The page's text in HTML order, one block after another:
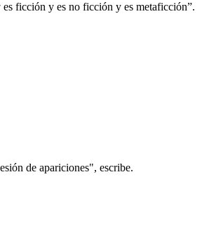
ficción y es no ficción y es metaficción”.
de apariciones", escribe.